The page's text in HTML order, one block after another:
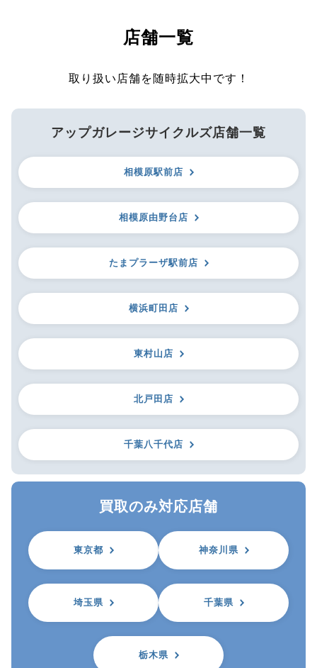
店舗一覧
取り扱い店舗を随時拡大中です！
アップガレージサイクルズ店舗一覧
相模原駅前店
相模原由野台店
たまプラーザ駅前店
横浜町田店
東村山店
北戸田店
千葉八千代店
買取のみ対応店舗
東京都 神奈川県
埼玉県 千葉県
栃木県